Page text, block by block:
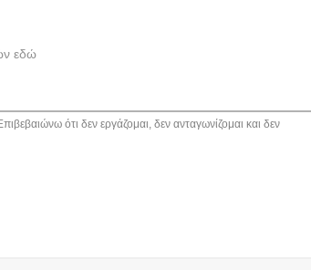
εδώ
ότι δεν εργάζομαι, δεν ανταγωνίζομαι και δεν